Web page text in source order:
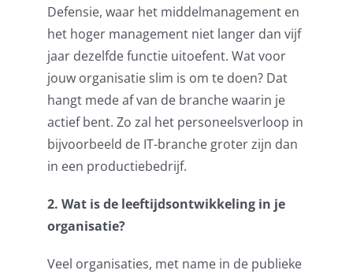
Defensie, waar het middelmanagement en
het hoger management niet langer dan vijf
jaar dezelfde functie uitoefent. Wat voor
jouw organisatie slim is om te doen? Dat
hangt mede af van de branche waarin je
actief bent. Zo zal het personeelsverloop in
bijvoorbeeld de IT-branche groter zijn dan
in een productiebedrijf.
2. Wat is de leeftijdsontwikkeling in je
organisatie?
Veel organisaties, met name in de publieke